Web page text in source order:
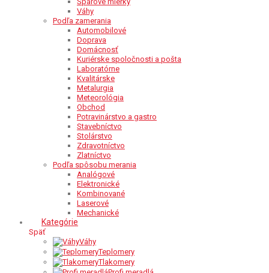
Váhy
Podľa zamerania
Automobilové
Doprava
Domácnosť
Kuriérske spoločnosti a pošta
Laboratórne
Kvalitárske
Metalurgia
Meteorológia
Obchod
Potravinárstvo a gastro
Stavebníctvo
Stolárstvo
Zdravotníctvo
Zlatníctvo
Podľa spôsobu merania
Analógové
Elektronické
Kombinované
Laserové
Mechanické
Kategórie
Späť
Váhy
Teplomery
Tlakomery